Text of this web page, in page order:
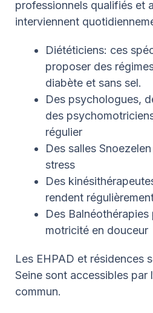
professionnels qualifiés et
interviennent
Diététiciens: ces
proposer des
diabète et sans sel.
Des psychologues,
des
régulier
Des salles
stress
Des
rendent
Des
motricité en douceur
Les EHPAD et résidences
Seine sont accessibles par
commun.